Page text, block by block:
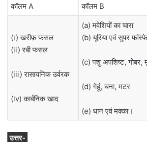
कॉलम A कॉलम B
(i) खरीफ़ फसल
(ii) रबी फसल
(iii) रासायनिक उर्वरक
(iv) कार्बनिक खाद
(a) मवेशियों का चारा
(b) यूरिया एवं सुपर
(c) पशु अपशिष्ट, गोबर,
(d) गेहूं, चना, मटर
(e) धान एवं मक्का।
उत्तर-